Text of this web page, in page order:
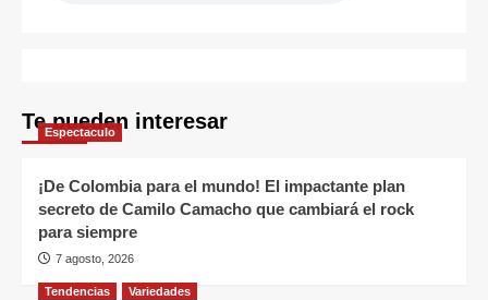
Te pueden interesar
Espectaculo
¡De Colombia para el mundo! El impactante plan
secreto de Camilo Camacho que cambiará el rock
para siempre
7 agosto, 2026
Tendencias Variedades